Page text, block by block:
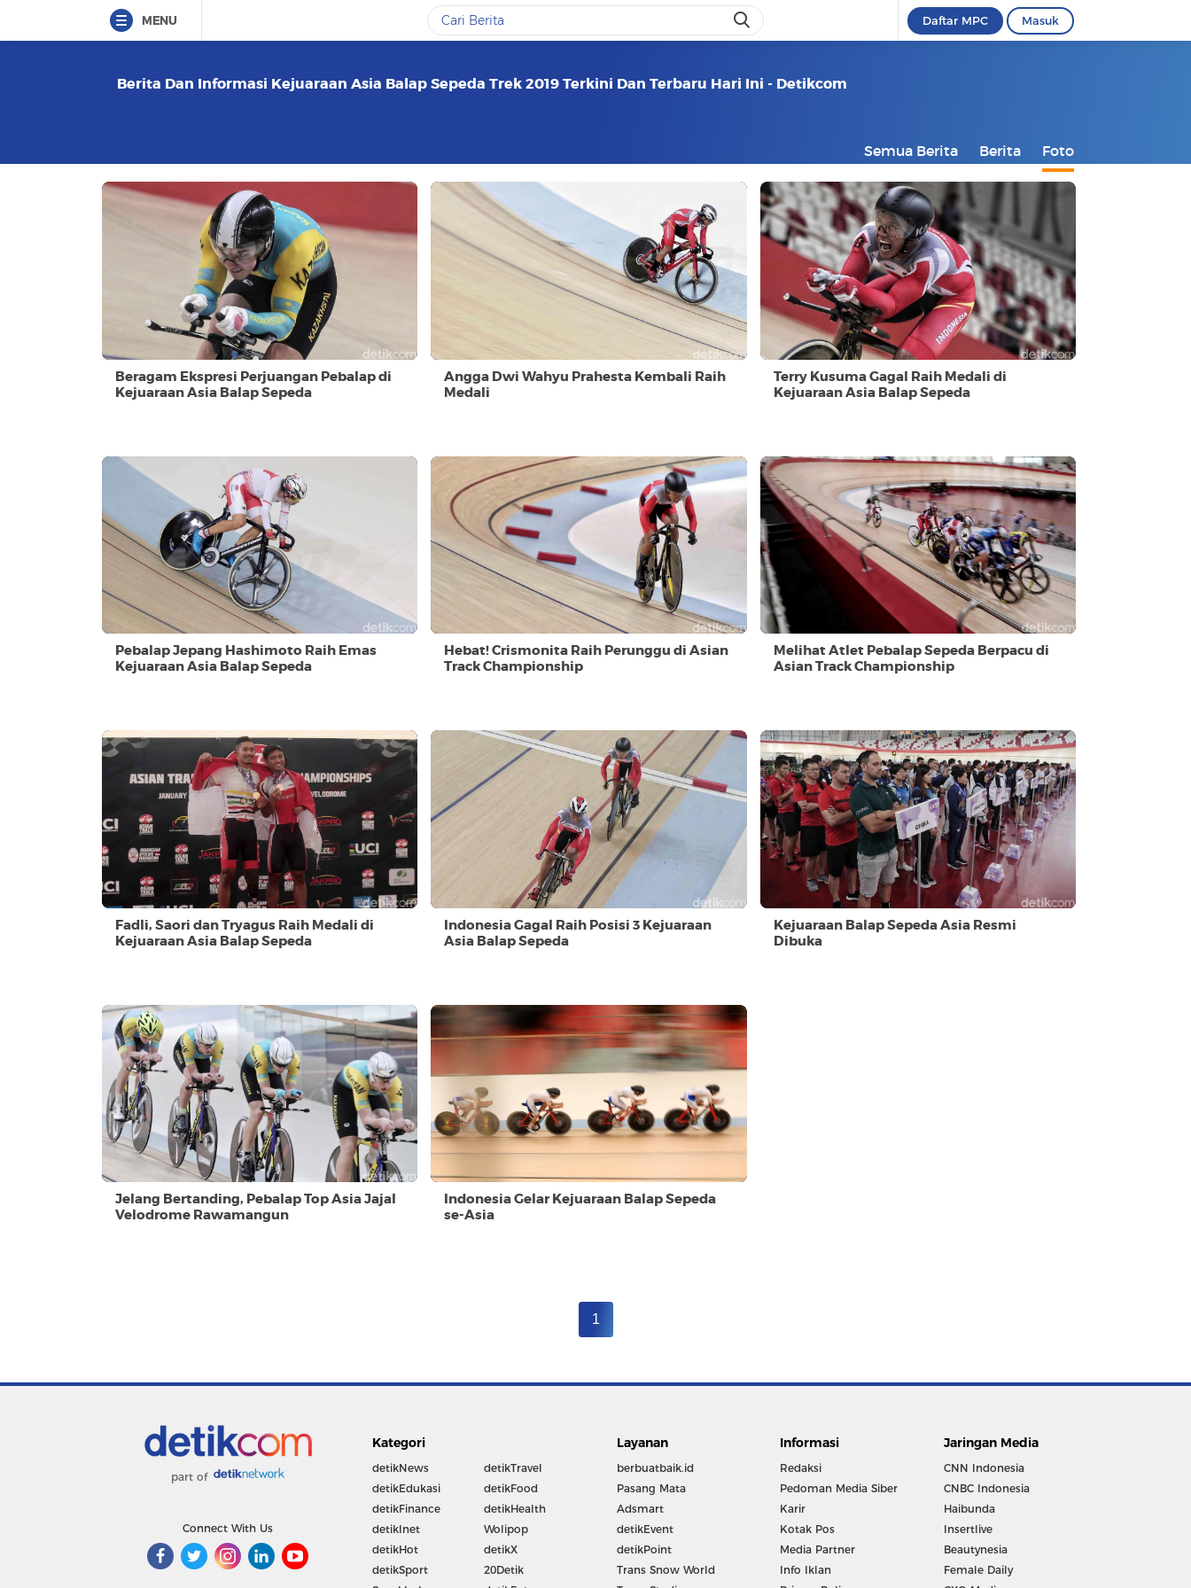
MENU Daftar MPC Masuk
Berita Dan Informasi Kejuaraan Asia Balap Sepeda Trek 2019 Terkini Dan Terbaru Hari Ini - Detikcom
Semua Berita Berita Foto
Beragam Ekspresi Perjuangan Pebalap di
Kejuaraan Asia Balap Sepeda
Angga Dwi Wahyu Prahesta Kembali Raih
Medali
Terry Kusuma Gagal Raih Medali di
Kejuaraan Asia Balap Sepeda
Pebalap Jepang Hashimoto Raih Emas
Kejuaraan Asia Balap Sepeda
Hebat! Crismonita Raih Perunggu di Asian
Track Championship
Melihat Atlet Pebalap Sepeda Berpacu di
Asian Track Championship
Fadli, Saori dan Tryagus Raih Medali di
Kejuaraan Asia Balap Sepeda
Indonesia Gagal Raih Posisi 3 Kejuaraan
Asia Balap Sepeda
Kejuaraan Balap Sepeda Asia Resmi
Dibuka
Jelang Bertanding, Pebalap Top Asia Jajal
Velodrome Rawamangun
Indonesia Gelar Kejuaraan Balap Sepeda
se-Asia
1
part of
Connect With Us
Kategori
detikNews
detikEdukasi
detikFinance
detikInet
detikHot
detikSport
detikTravel
detikFood
detikHealth
Wolipop
detikX
20Detik
Layanan
berbuatbaik.id
Pasang Mata
Adsmart
detikEvent
detikPoint
Trans Snow World
Informasi
Redaksi
Pedoman Media Siber
Karir
Kotak Pos
Media Partner
Info Iklan
Jaringan Media
CNN Indonesia
CNBC Indonesia
Haibunda
Insertlive
Beautynesia
Female Daily